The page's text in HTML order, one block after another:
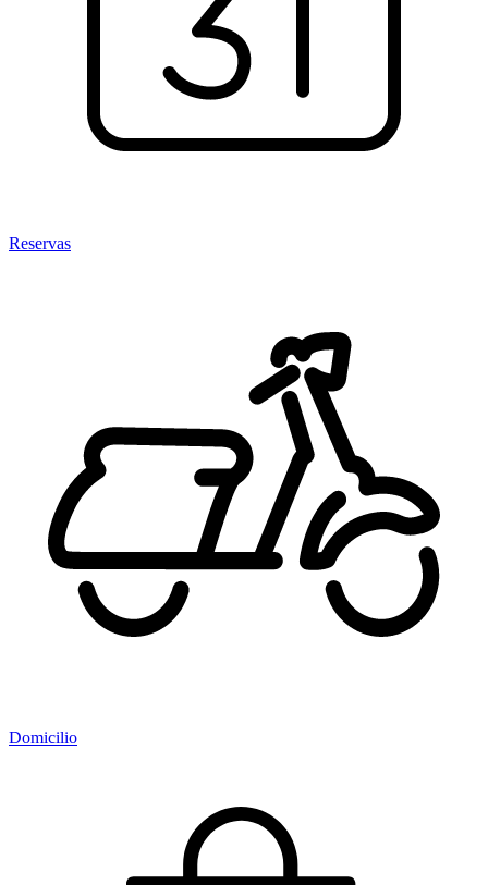
Reservas
Domicilio